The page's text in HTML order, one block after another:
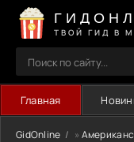
ТВОЙ ГИД В
Главная
GidOnline »